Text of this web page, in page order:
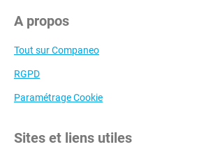
A propos
Tout sur Companeo
RGPD
Paramétrage Cookie
Sites et liens utiles